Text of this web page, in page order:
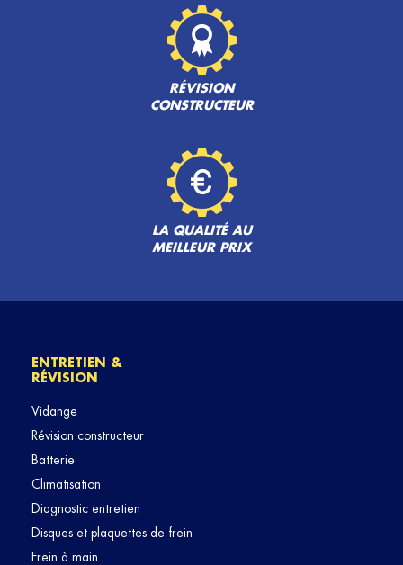
RÉVISION
CONSTRUCTEUR
LA QUALITÉ AU
MEILLEUR PRIX
ENTRETIEN &
RÉVISION
Vidange
Révision constructeur
Batterie
Climatisation
Diagnostic entretien
Disques et plaquettes de frein
Frein à main